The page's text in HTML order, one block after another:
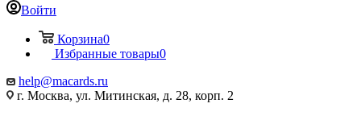
Войти
Корзина0
Избранные товары0
help@macards.ru
г. Москва, ул. Митинская, д. 28, корп. 2